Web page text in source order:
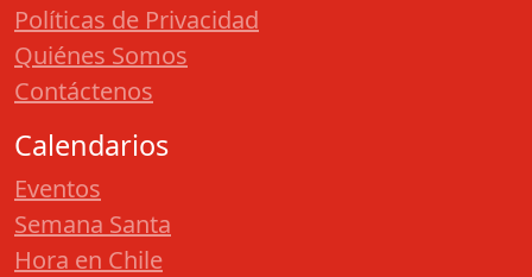
Políticas de Privacidad
Quiénes Somos
Contáctenos
Calendarios
Eventos
Semana Santa
Hora en Chile